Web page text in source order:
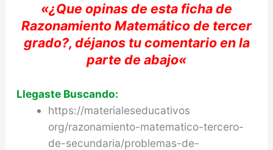
«¿Que opinas de esta ficha de
RazonamientoMatemáticode tercer
grado?, déjanostucomentario en la
parte de abajo«
Llegaste Buscando:
https://materialeseducativos
org/razonamiento-matematico-tercero-
de-secundaria/problemas-de-